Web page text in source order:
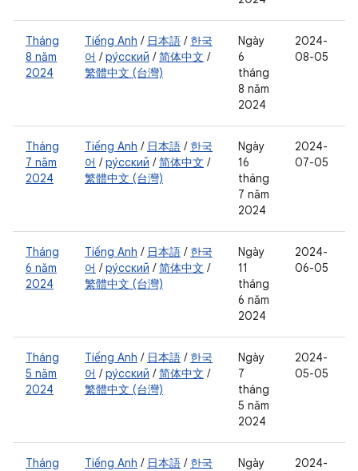
Tháng
8 năm
2024
Tiếng Anh / 日本語 / 한국
어 /ру́сский /简体中文 /
繁體中文 (台灣)
Ngày
6
tháng
8 năm
2024
2024-
08-05
Tháng
7 năm
2024
Tiếng Anh / 日本語 / 한국
어 /ру́сский /简体中文 /
繁體中文 (台灣)
Ngày
16
tháng
7 năm
2024
2024-
07-05
Tháng
6 năm
2024
Tiếng Anh / 日本語 / 한국
어 /ру́сский /简体中文 /
繁體中文 (台灣)
Ngày
11
tháng
6 năm
2024
2024-
06-05
Tháng
5 năm
2024
Tiếng Anh / 日本語 / 한국
어 /ру́сский /简体中文 /
繁體中文 (台灣)
Ngày
7
tháng
5 năm
2024
2024-
05-05
Tháng
Tiếng Anh / 日本語 / 한국
Ngày
2024-